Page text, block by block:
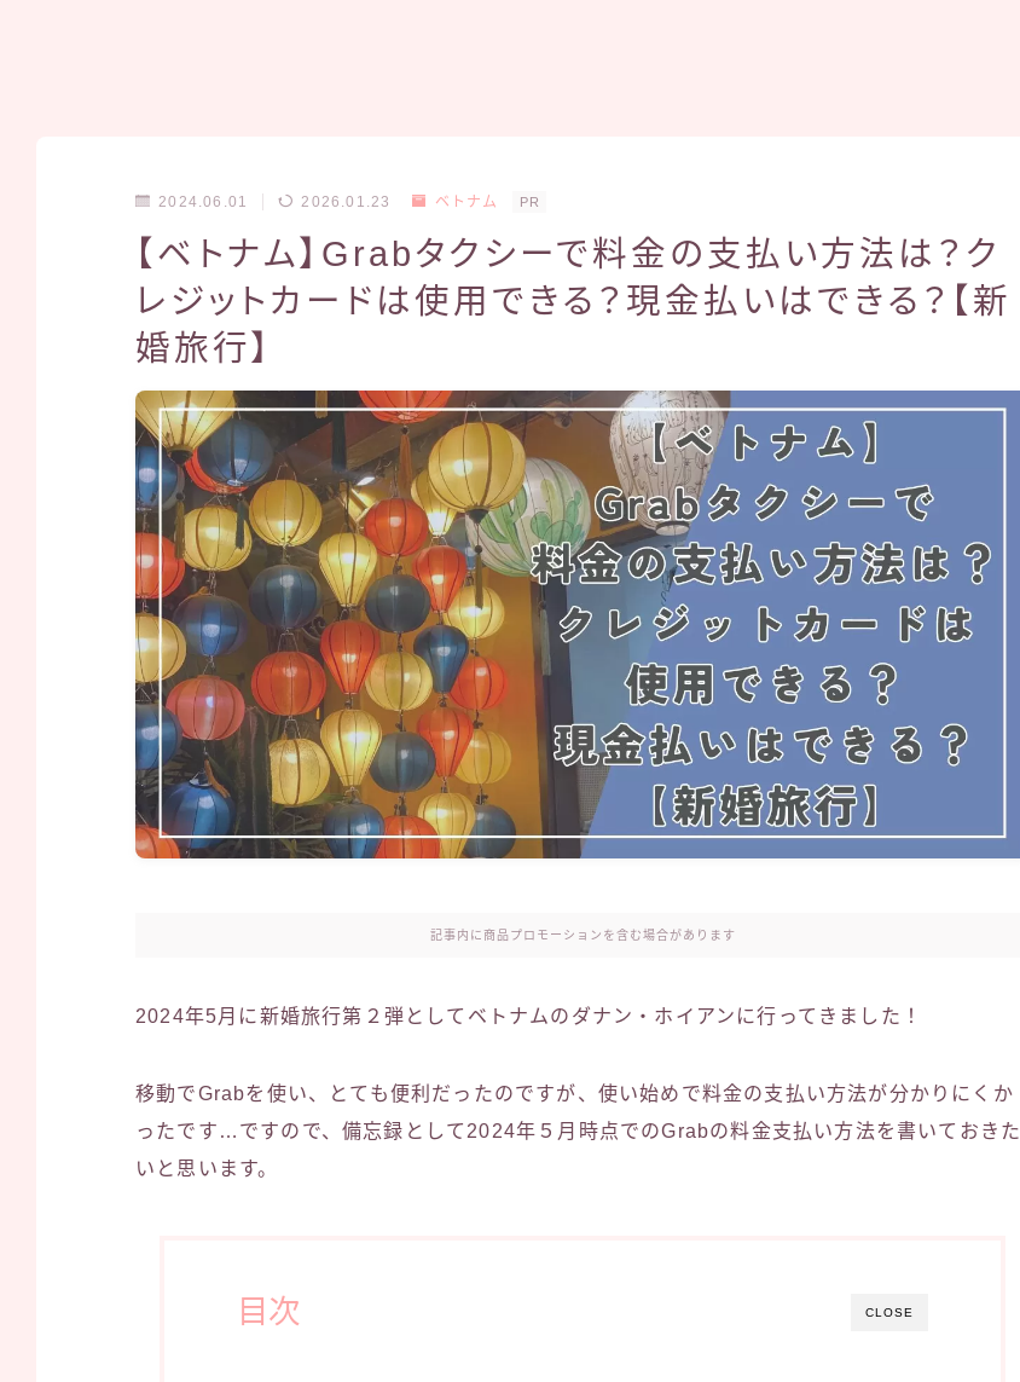
2024.06.01 2026.01.23 ベトナム PR
【ベトナム】Grabタクシーで料金の支払い方法は？ク
レジットカードは使用できる？現金払いはできる？【新
婚旅行】
記事内に商品プロモーションを含む場合があります
2024年5月に新婚旅行第２弾としてベトナムのダナン・ホイアンに行ってきました！
移動でGrabを使い、とても便利だったのですが、使い始めで料金の支払い方法が分かりにくか
ったです…ですので、備忘録として2024年５月時点でのGrabの料金支払い方法を書いておきた
いと思います。
CLOSE
目次